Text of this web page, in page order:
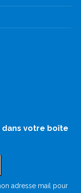
dans votre boîte
adresse mail pour